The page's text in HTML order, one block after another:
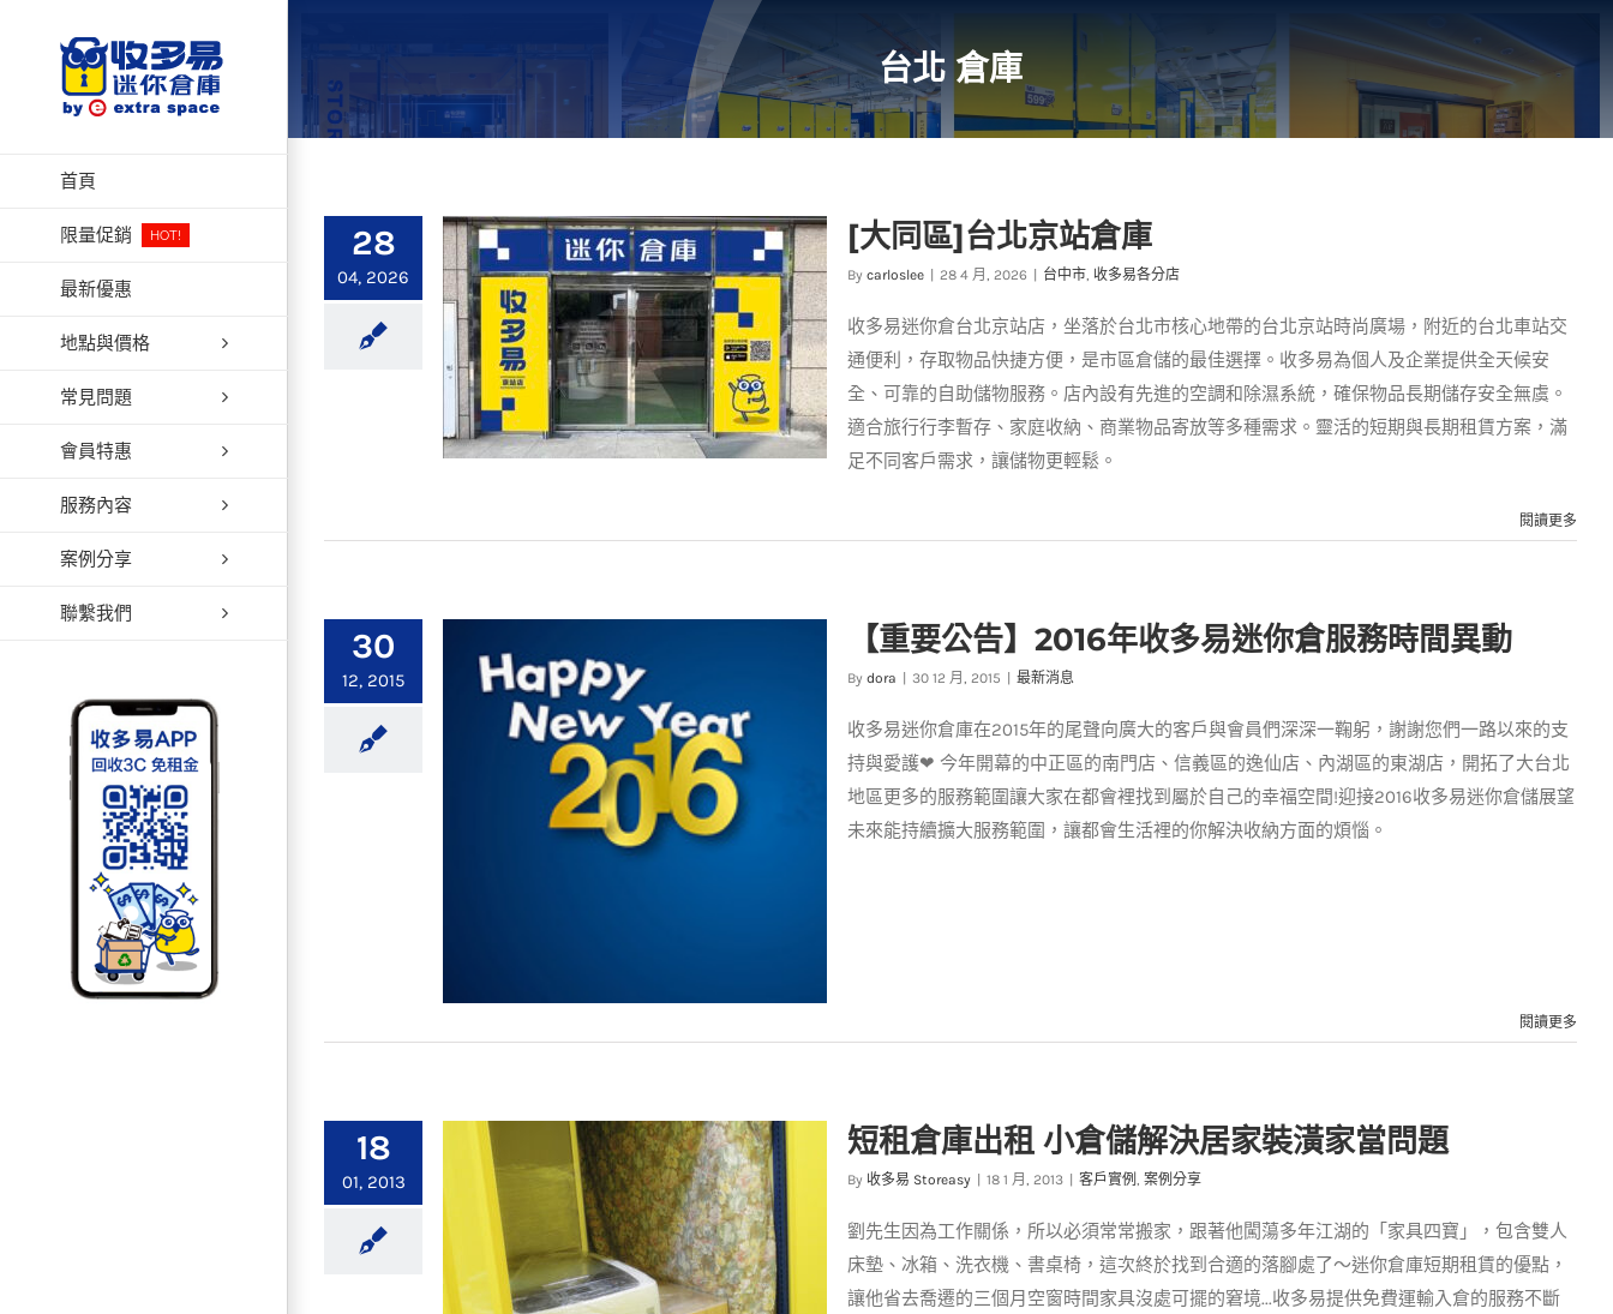
首頁
限量促銷 HOT!
最新優惠
地點與價格
常見問題
會員特惠
服務內容
案例分享
聯繫我們
台北 倉庫
28
04, 2026
[大同區]台北京站倉庫
By carloslee 28 4 月, 2026 台中市, 收多易各分店
收多易迷你倉台北京站店，坐落於台北市核心地帶的台北京站時尚廣場，附近的台北車站交
通便利，存取物品快捷方便，是市區倉儲的最佳選擇。收多易為個人及企業提供全天候安
全、可靠的自助儲物服務。店內設有先進的空調和除濕系統，確保物品長期儲存安全無虞。
適合旅行行李暫存、家庭收納、商業物品寄放等多種需求。靈活的短期與長期租賃方案，滿
足不同客戶需求，讓儲物更輕鬆。
閱讀更多
30
12, 2015
【重要公告】2016年收多易迷你倉服
務時間異動
最新消息
【重要公告】2016年收多易迷你倉服務時間異動
By dora 30 12 月, 2015 最新消息
收多易迷你倉庫在2015年的尾聲向廣大的客戶與會員們深深一鞠躬，謝謝您們一路以來的支
持與愛護❤ 今年開幕的中正區的南門店、信義區的逸仙店、內湖區的東湖店，開拓了大台北
地區更多的服務範圍讓大家在都會裡找到屬於自己的幸福空間!迎接2016收多易迷你倉儲展望
未來能持續擴大服務範圍，讓都會生活裡的你解決收納方面的煩惱。
閱讀更多
18
01, 2013
短租倉庫出租 小倉儲解決居家裝潢家當問題
By 收多易 Storeasy 18 1 月, 2013 客戶實例 , 案例分享
劉先生因為工作關係，所以必須常常搬家，跟著他闖蕩多年江湖的「家具四寶」，包含雙人
床墊、冰箱、洗衣機、書桌椅，這次終於找到合適的落腳處了～迷你倉庫短期租賃的優點，
讓他省去喬遷的三個月空窗時間家具沒處可擺的窘境...收多易提供免費運輸入倉的服務不斷